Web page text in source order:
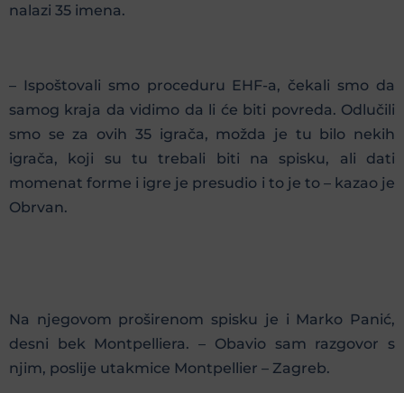
nalazi 35 imena.
– Ispoštovali smo proceduru EHF-a, čekali smo da
samog kraja da vidimo da li će biti povreda. Odlučili
smo se za ovih 35 igrača, možda je tu bilo nekih
igrača, koji su tu trebali biti na spisku, ali dati
momenat forme i igre je presudio i to je to – kazao je
Obrvan.
Na njegovom proširenom spisku je i Marko Panić,
desni bek Montpelliera. – Obavio sam razgovor s
njim, poslije utakmice Montpellier – Zagreb.